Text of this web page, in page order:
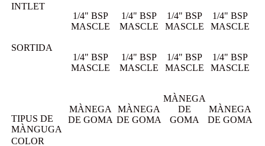
INTLET
1/4" BSP
MASCLE
1/4" BSP
MASCLE
1/4" BSP
MASCLE
1/4" BSP
MASCLE
SORTIDA
1/4" BSP
MASCLE
1/4" BSP
MASCLE
1/4" BSP
MASCLE
1/4" BSP
MASCLE
TIPUS DE
MÀNGUGA
MÀNEGA
DE GOMA
MÀNEGA
DE GOMA
MÀNEGA
DE
GOMA
MÀNEGA
DE GOMA
COLOR